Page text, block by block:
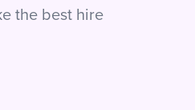
the best hire